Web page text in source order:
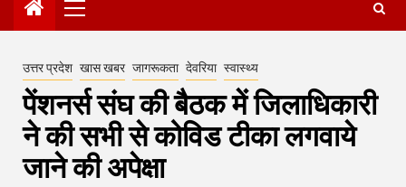
Primary
Menu
उत्तर प्रदेश खास खबर जागरूकता देवरिया स्वास्थ्य
पेंशनर्स संघ की बैठक में जिलाधिकारी
ने की सभी से कोविड टीका लगवाये
जाने की अपेक्षा